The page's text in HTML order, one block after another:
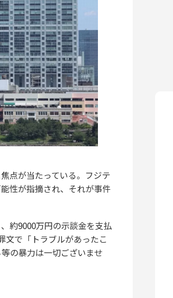
点が当たっている。フジテ
性が指摘され、それが事件
約9000万円の示談金を支払
文で「トラブルがあったこ
の暴力は一切ございませ